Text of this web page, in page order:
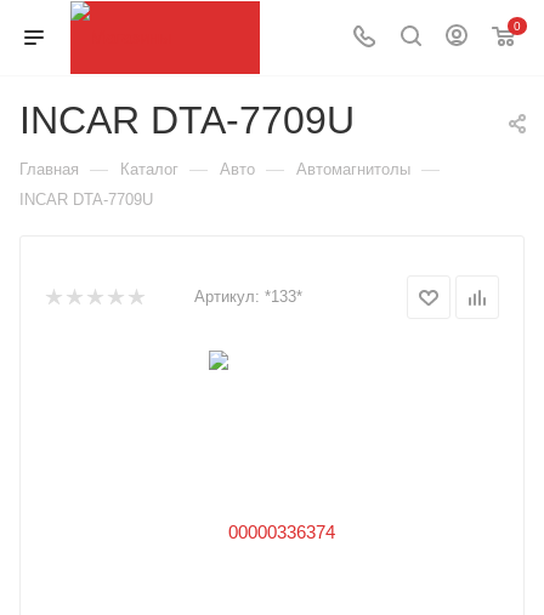
0
INCAR DTA-7709U
Главная — Каталог — Авто — Автомагнитолы —
INCAR DTA-7709U
Артикул: *133*